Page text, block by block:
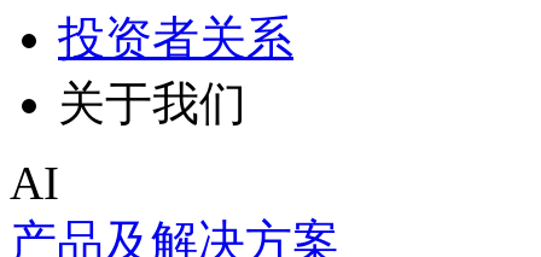
投资者关系
关于我们
AI
产品及解决方案